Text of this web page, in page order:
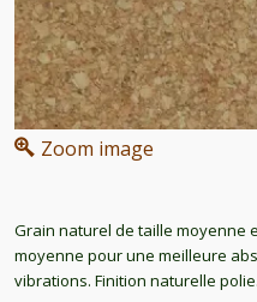
Zoom image
Grain naturel de taille moyenne
moyenne pour une meilleure
vibrations. Finition naturelle polie.